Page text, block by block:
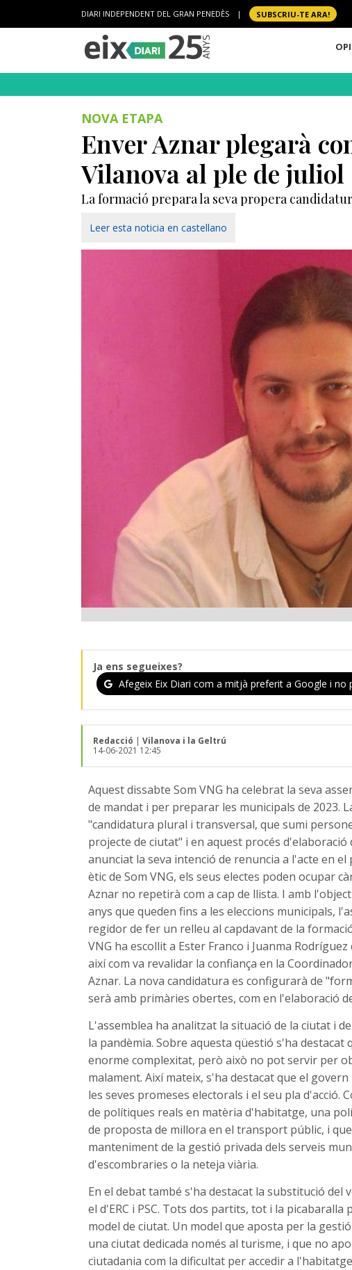
DIARI INDEPENDENT DEL GRAN PENEDÈS | SUBSCRIU-TE ARA!
NOVA ETAPA
Enver Aznar plegarà
Vilanova al ple de juliol
La formació prepara la seva propera
Leer esta noticia en castellano
Ja ens segueixes?
Afegeix Eix Diari com a mitjà preferit a Google i no
Redacció | Vilanova i la Geltrú
14-06-2021 12:45
Aquest dissabte Som VNG ha celebrat la seva
de mandat i per preparar les municipals de 2023.
"candidatura plural i transversal, que sumi
projecte de ciutat" i en aquest procés
anunciat la seva intenció de renuncia a l'acte en
ètic de Som VNG, els seus electes poden ocupar
Aznar no repetirà com a cap de llista. I amb
anys que queden fins a les eleccions municipals,
regidor de fer un relleu al capdavant de la
VNG ha escollit a Ester Franco i Juanma
així com va revalidar la confiança en la
Aznar. La nova candidatura es configurarà de
serà amb primàries obertes, com en l'elaboració
L'assemblea ha analitzat la situació de la ciutat i
la pandèmia. Sobre aquesta qüestió s'ha
enorme complexitat, però això no pot servir per
malament. Així mateix, s'ha destacat que el
les seves promeses electorals i el seu pla d'acció.
de polítiques reals en matèria d'habitatge, una
de proposta de millora en el transport públic, i
manteniment de la gestió privada dels serveis
d'escombraries o la neteja viària.
En el debat també s'ha destacat la substitució del
el d'ERC i PSC. Tots dos partits, tot i la
model de ciutat. Un model que aposta per la
una ciutat dedicada només al turisme, i que no
ciutadania com la dificultat per accedir a